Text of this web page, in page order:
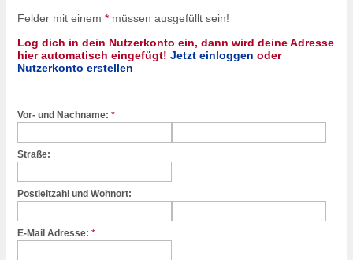
Felder mit einem * müssen ausgefüllt sein!
Log dich in dein Nutzerkonto ein, dann wird deine Adresse
hier automatisch eingefügt! Jetzt einloggen oder
Nutzerkonto erstellen
Vor- und Nachname: *
Straße:
Postleitzahl und Wohnort:
E-Mail Adresse: *